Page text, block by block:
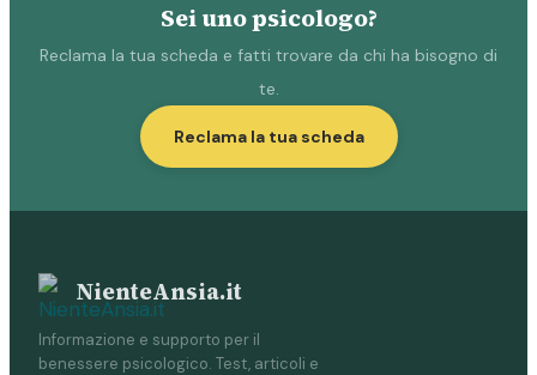
Sei uno psicologo?
Reclama la tua scheda e fatti trovare da chi ha bisogno di
te.
Reclama la tua scheda
NienteAnsia.it
Informazione e supporto per il
benessere psicologico. Test, articoli e